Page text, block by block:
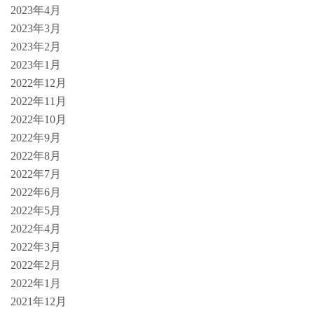
2023年4月
2023年3月
2023年2月
2023年1月
2022年12月
2022年11月
2022年10月
2022年9月
2022年8月
2022年7月
2022年6月
2022年5月
2022年4月
2022年3月
2022年2月
2022年1月
2021年12月